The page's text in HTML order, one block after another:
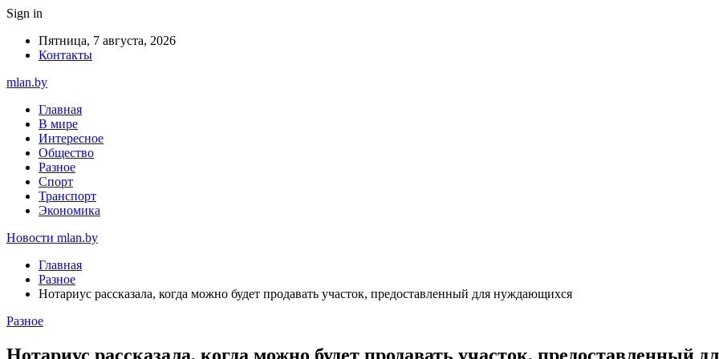
Sign in
Пятница, 7 августа, 2026
Контакты
mlan.by
Главная
В мире
Интересное
Общество
Разное
Спорт
Транспорт
Экономика
Новости mlan.by
Главная
Разное
Нотариус рассказала, когда можно будет продавать участок, предоставленный для нуждающихся
Разное